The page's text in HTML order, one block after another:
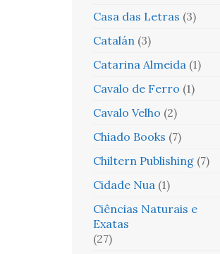
Casa das Letras (3)
Catalán (3)
Catarina Almeida (1)
Cavalo de Ferro (1)
Cavalo Velho (2)
Chiado Books (7)
Chiltern Publishing (7)
Cidade Nua (1)
Ciências Naturais e
Exatas
(27)